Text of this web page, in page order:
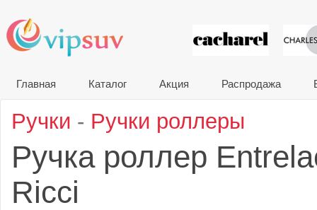
VIP
Главная Каталог Акция Распродажа
Ручки - Ручки роллеры
Ручка роллер
Ricci